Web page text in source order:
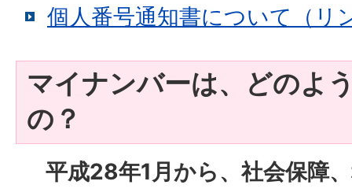
個人番号通知書について（リ
マイナンバーは、どのよ
の？
平成28年1月から、社会保障